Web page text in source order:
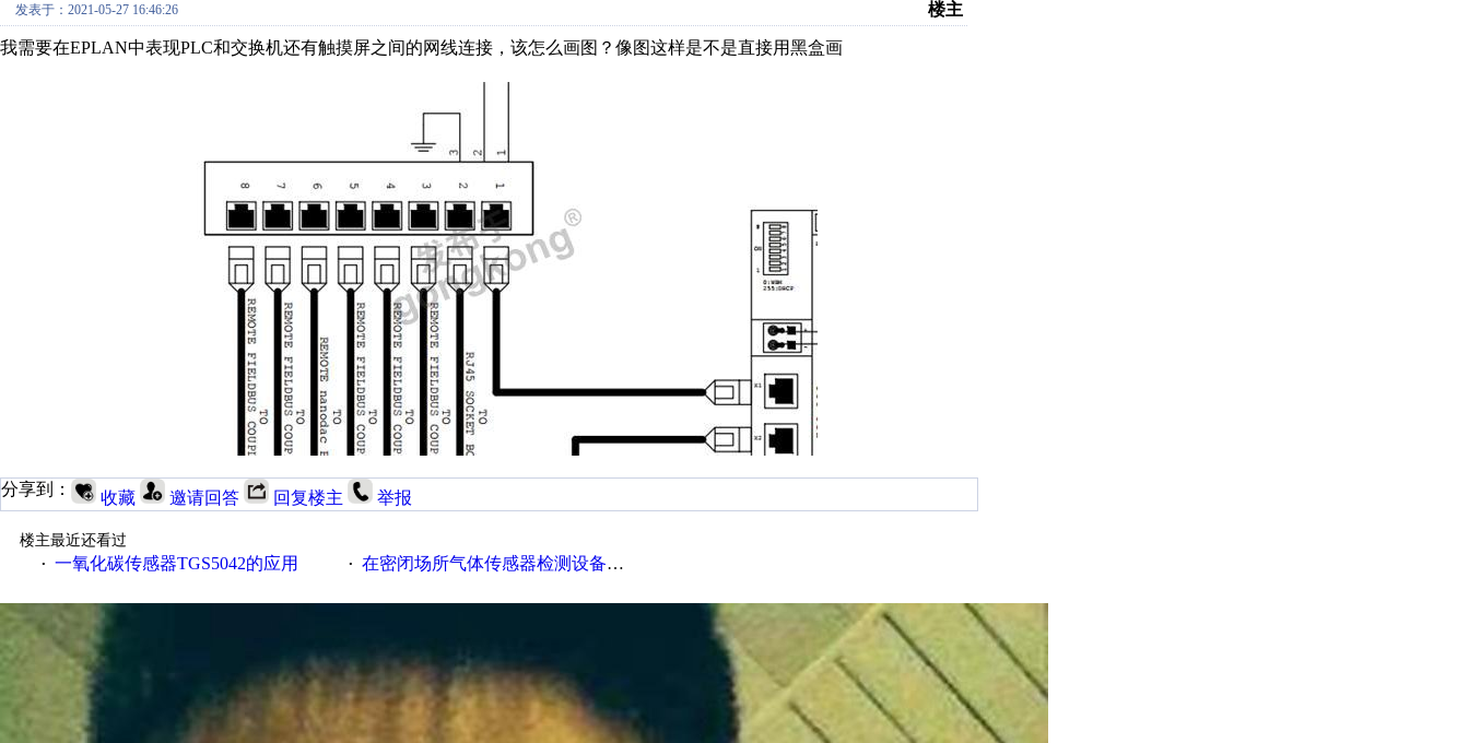
发表于：2021-05-27 16:46:26 楼主
我需要在EPLAN中表现PLC和交换机还有触摸屏之间的网线连接，该怎么画图？像图这样是不是直接用黑盒画
分享到： 收藏 邀请回答 回复楼主 举报
楼主最近还看过
· 一氧化碳传感器TGS5042的应用 · 在密闭场所气体传感器检测设备的应用